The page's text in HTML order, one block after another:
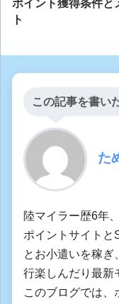
ポイント獲得条件と
ト
この記事を書い
た
陸マイラー歴6年
ポイントサイトと
とお小遣いを稼ぎ
行楽しんだり最新
このブログでは、